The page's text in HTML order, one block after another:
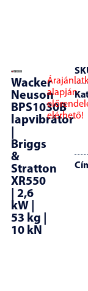
Wacker
Neuson
BPS1030B
lapvibrátor
Briggs
&
Stratton
XR550
| 2,6
kW |
53 kg |
10 kN
alapján,
elérhető!